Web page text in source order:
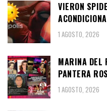
VIERON
1 AGOSTO, 2026
MARINA DEL
PANTERA
1 AGOSTO, 2026